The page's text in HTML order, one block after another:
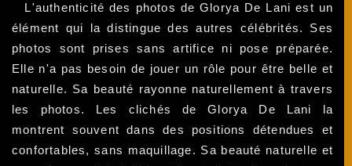
L'authenticité des photos de Glorya De Lani est un
élément qui la distingue des autres célébrités. Ses
photos sont prises sans artifice ni pose préparée.
Elle n'a pas besoin de jouer un rôle pour être belle et
naturelle. Sa beauté rayonne naturellement à travers
les photos. Les clichés de Glorya De Lani la
montrent souvent dans des positions détendues et
confortables, sans maquillage. Sa beauté naturelle et